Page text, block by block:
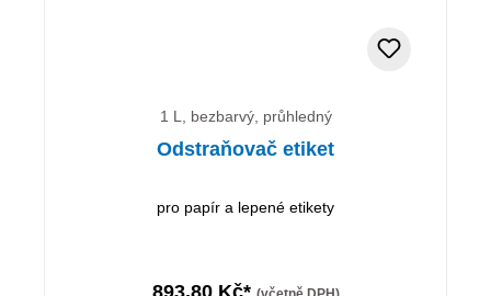
1 L, bezbarvý, průhledný
Odstraňovač etiket
pro papír a lepené etikety
893,80 Kč*